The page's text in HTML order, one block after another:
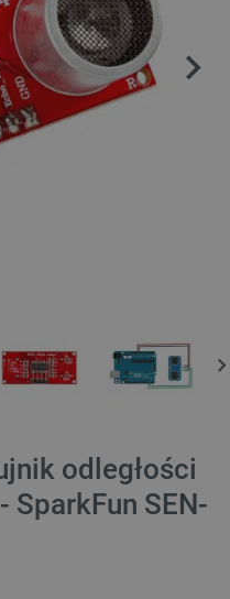
odległości
SparkFun SEN-